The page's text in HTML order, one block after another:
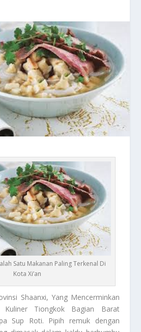
Satu Makanan Paling Terkenal Di
Kota Xi’an
Shaanxi, Yang Mencerminkan
Kuliner Tiongkok Bagian Barat
Sup Roti. Pipih remuk dengan